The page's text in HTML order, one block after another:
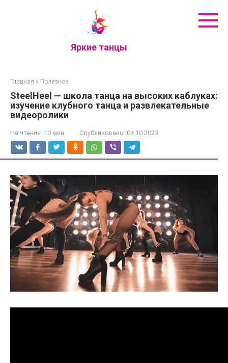
Яркие танцы
Главная » Полезное
SteelHeel — школа танца на высоких каблуках:
изучение клубного танца и развлекательные
видеоролики
На чтение: 10 мин Опубликовано: 04.10.2023